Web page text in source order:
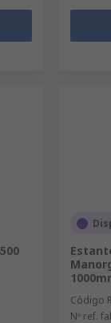
Código
Nº ref.